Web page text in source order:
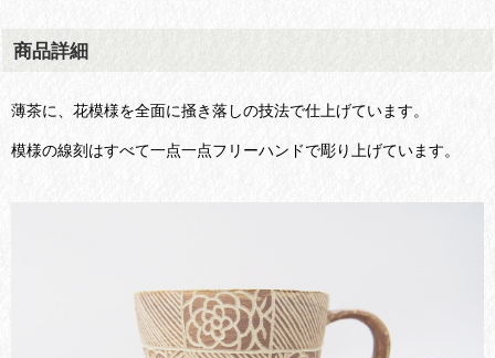
商品詳細
薄茶に、花模様を全面に掻き落しの技法で仕上げています。
模様の線刻はすべて一点一点フリーハンドで彫り上げています。